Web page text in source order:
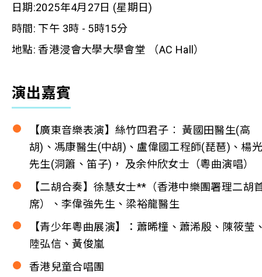
日期:2025年4月27日 (星期日)
時間: 下午 3時 - 5時15分
地點: 香港浸會大學大學會堂 （AC Hall）
演出嘉賓
【廣東音樂表演】絲竹四君子︰ 黃國田醫生(高
胡)、馮康醫生(中胡)、盧偉國工程師(琵琶)、楊光
先生(洞簫、笛子)， 及余仲欣女士（粵曲演唱）
【二胡合奏】徐慧女士**（香港中樂團署理二胡
席）、李偉強先生、梁裕龍醫生
【青少年粵曲展演】：蕭晞橦、蕭浠殷、陳筱莹
陸弘信、黃俊嵐
香港兒童合唱團